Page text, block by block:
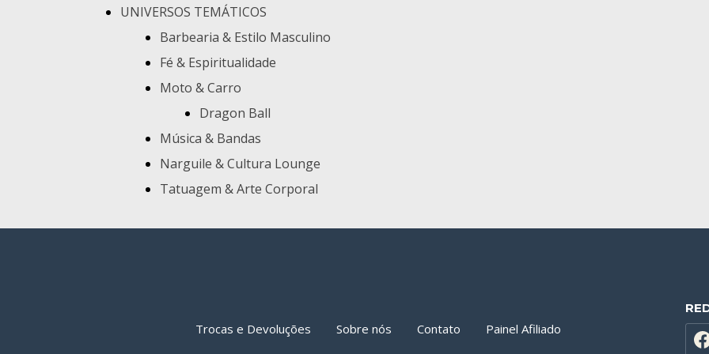
UNIVERSOS TEMÁTICOS
Barbearia & Estilo Masculino
Fé & Espiritualidade
Moto & Carro
Dragon Ball
Música & Bandas
Narguile & Cultura Lounge
Tatuagem & Arte Corporal
Trocas e Devoluções Sobre nós Contato Painel Afiliado